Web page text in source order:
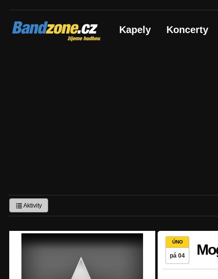
Bandzone.cz
žijeme hudbou Kapely Koncerty
Aktivity
ÚNO
pá 04